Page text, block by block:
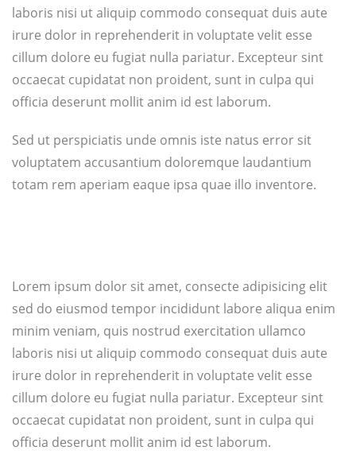
laboris nisi ut aliquip commodo consequat duis aute
irure dolor in reprehenderit in voluptate velit esse
cillum dolore eu fugiat nulla pariatur. Excepteur sint
occaecat cupidatat non proident, sunt in culpa qui
officia deserunt mollit anim id est laborum.
Sed ut perspiciatis unde omnis iste natus error sit
voluptatem accusantium doloremque laudantium
totam rem aperiam eaque ipsa quae illo inventore.
Lorem ipsum dolor sit amet, consecte adipisicing elit
sed do eiusmod tempor incididunt labore aliqua enim
minim veniam, quis nostrud exercitation ullamco
laboris nisi ut aliquip commodo consequat duis aute
irure dolor in reprehenderit in voluptate velit esse
cillum dolore eu fugiat nulla pariatur. Excepteur sint
occaecat cupidatat non proident, sunt in culpa qui
officia deserunt mollit anim id est laborum.